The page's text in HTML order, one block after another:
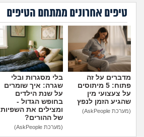
טיפים אחרונים ממתחם הטיפים
מדברים על זה
פתוח: 5 מיתוסים
על צעצועי מין
שהגיע הזמן לנפץ
(מערכת AskPeople)
בלי מסגרות ובלי
שגרה: איך שומרים
על שנת הילדים
בחופש הגדול -
ומצילים את השפיות
של ההורים?
(מערכת AskPeople)